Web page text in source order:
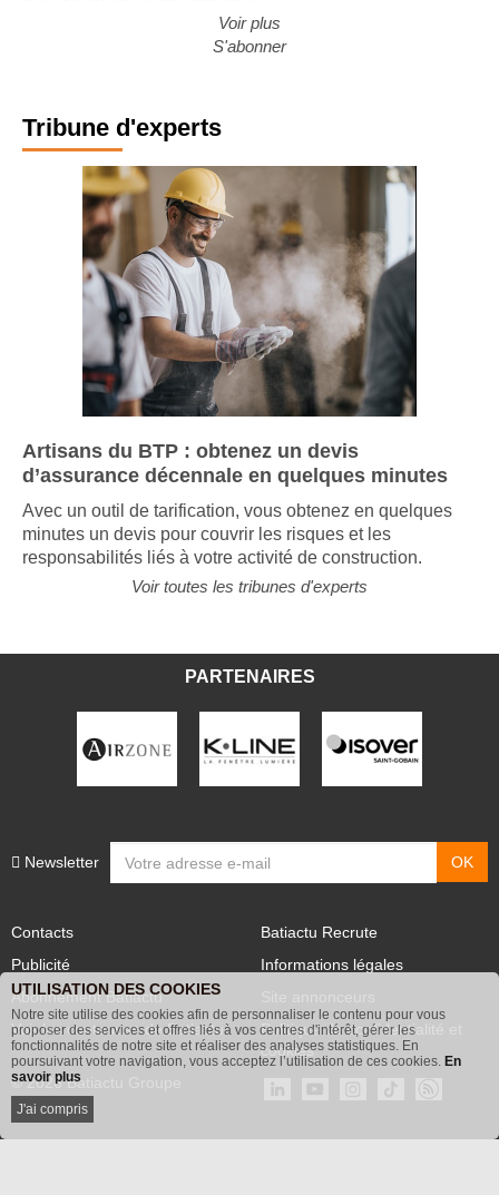
Voir plus
Tribune d'experts
Artisans du BTP : obtenez un devis
d’assurance décennale en quelques minutes
Avec un outil de tarification, vous obtenez en quelques
minutes un devis pour couvrir les risques et les
Publicité
Abonnement Batiactu
Voir les contenus+ de Batiactu
Site annonceurs
Politique de confidentialité et
cookies
© 2026 Batiactu Groupe
UTILISATION DES COOKIES
Notre site utilise des cookies afin de personnaliser le contenu pour vous
proposer des services et offres liés à vos centres d'intérêt, gérer les
fonctionnalités de notre site et réaliser des analyses statistiques. En
poursuivant votre navigation, vous acceptez l’utilisation de ces cookies. En
savoir plus
J'ai compris